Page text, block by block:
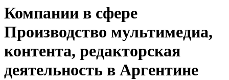
Компании в сфере
Производство мультимедиа,
контента, редакторская
деятельность в Аргентине